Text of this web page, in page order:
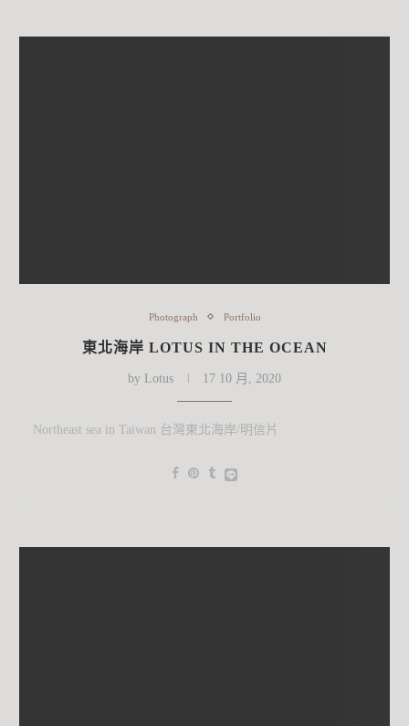
Photograph Portfolio
東北海岸 LOTUS IN THE OCEAN
by Lotus 17 10 月, 2020
Northeast sea in Taiwan 台灣東北海岸/明信片